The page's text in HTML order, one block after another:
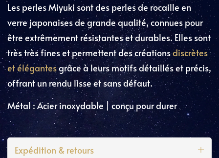
Les perles Miyuki sont des perles de rocaille en
verre japonaises de grande qualité, connues pour
être extrêmement résistantes et durables. Elles sont
très très fines et permettent des créationsdiscrètes
et élégantesgrâce à leurs motifs détaillés et précis,
offrant un rendu lisse et sans défaut.
Métal : Acier inoxydable | conçu pour durer
Expédition & retours